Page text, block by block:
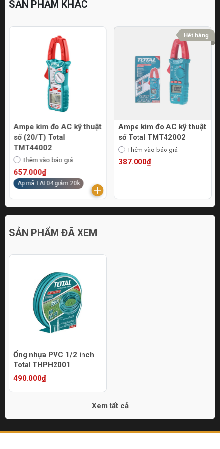
SẢN PHẨM KHÁC
Ampe kìm đo AC kỹ thuật
số (20/T) Total
TMT44002
Thêm vào báo giá
657.000₫
Áp mã TAL04 giảm 20k
Hết hàng
Ampe kìm đo AC kỹ thuật
số Total TMT42002
Thêm vào báo giá
387.000₫
SẢN PHẨM ĐÃ XEM
Ống nhựa PVC 1/2 inch
Total THPH2001
490.000₫
Xem tất cả